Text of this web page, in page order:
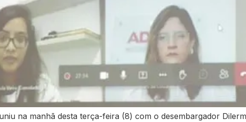
na manhã desta terça-feira (8) com o desembargador